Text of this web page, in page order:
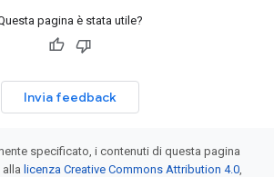
pagina è stata utile?
Invia feedback
specificato, i contenuti di questa pagina
licenza Creative Commons Attribution 4.0,